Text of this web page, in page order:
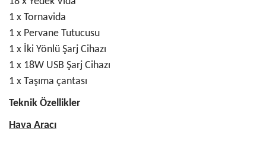
1 x Tornavida
1 x Pervane Tutucusu
1 x İki Yönlü Şarj Cihazı
1 x 18W USB Şarj Cihazı
1 x Taşıma çantası
Teknik Özellikler
Hava Aracı